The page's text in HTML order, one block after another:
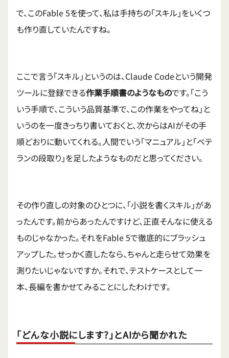
で、このFable 5を使って、私は手持ちの「スキル」をいくつ
も作り直していたんですね。
ここで言う「スキル」というのは、Claude Codeという開発
ツールに登録できる作業手順書のようなものです。「こう
いう手順で、こういう品質基準で、この作業をやってね」と
いうのを一度きっちり書いておくと、次からはAIがその手
順どおりに動いてくれる。人間でいう「マニュアル」と「ベテ
ランの段取り」を足したようなものだと思ってください。
その作り直しの対象のひとつに、「小説を書くスキル」があ
ったんです。前からあったんですけど、正直そんなに使える
ものじゃなかった。それをFable 5で徹底的にブラッシュ
アップした。せっかく直したなら、ちゃんと走らせて効果を
測りたいじゃないですか。それで、テストケースとして一
本、長編を書かせてみることにしたわけです。
「どんな小説にします?」とAIから聞かれた